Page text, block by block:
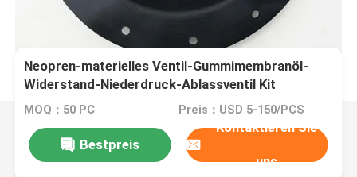
Neopren-materielles Ventil-Gummimembranöl-
Widerstand-Niederdruck-Ablassventil Kit
Diaphragm
MOQ：50 PC Preis：USD 5-150/PCS
Bestpreis
Kontaktieren Sie
uns